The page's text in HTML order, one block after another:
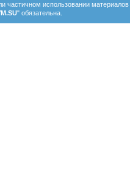
частичном использовании материалов
" обязательна.